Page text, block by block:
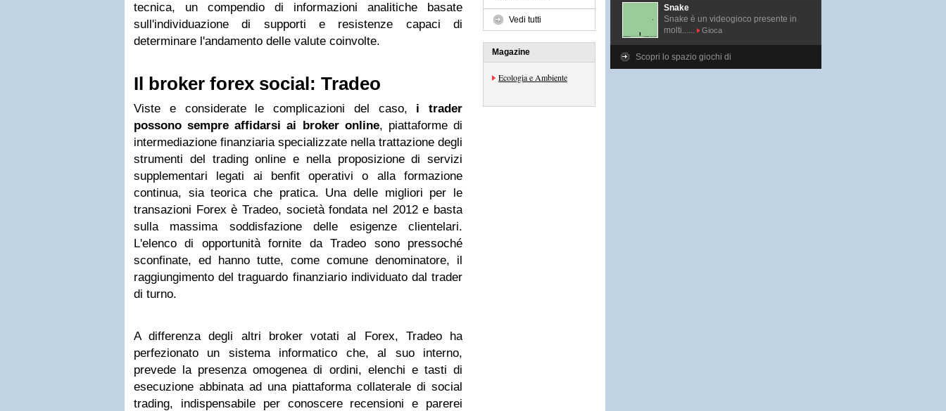
tecnica, un compendio di informazioni analitiche basate
sull'individuazione di supporti e resistenze capaci di
determinare l'andamento delle valute coinvolte.
Il broker forex social: Tradeo
Viste e considerate le complicazioni del caso, i trader
possono sempre affidarsi ai broker online, piattaforme di
intermediazione finanziaria specializzate nella trattazione degli
strumenti del trading online e nella proposizione di servizi
supplementari legati ai benfit operativi o alla formazione
continua, sia teorica che pratica. Una delle migliori per le
transazioni Forex è Tradeo, società fondata nel 2012 e basta
sulla massima soddisfazione delle esigenze clientelari.
L'elenco di opportunità fornite da Tradeo sono pressoché
sconfinate, ed hanno tutte, come comune denominatore, il
raggiungimento del traguardo finanziario individuato dal trader
di turno.
A differenza degli altri broker votati al Forex, Tradeo ha
perfezionato un sistema informatico che, al suo interno,
prevede la presenza omogenea di ordini, elenchi e tasti di
esecuzione abbinata ad una piattaforma collaterale di social
trading, indispensabile per conoscere recensioni e parerei
Vedi tutti
Magazine
Ecologia e Ambiente
Snake
Snake è un videogioco presente in
molti......
Gioca
Scopri lo spazio giochi di